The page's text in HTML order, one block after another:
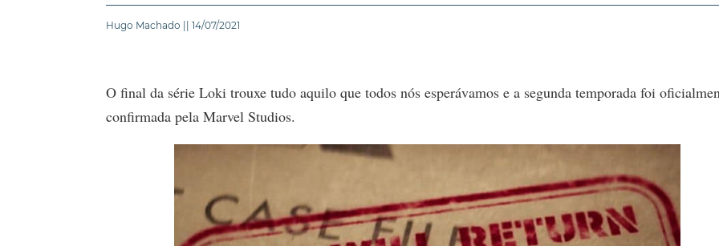
Hugo Machado || 14/07/2021
O final da série Loki trouxe tudo aquilo que todos nós esperávamos e a segunda temporada foi
confirmada pela Marvel Studios.